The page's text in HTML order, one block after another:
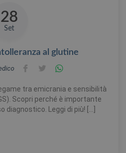
28
Set
al glutine
tra emicrania e sensibilità
Scopri perché è importante
Leggi di più! […]